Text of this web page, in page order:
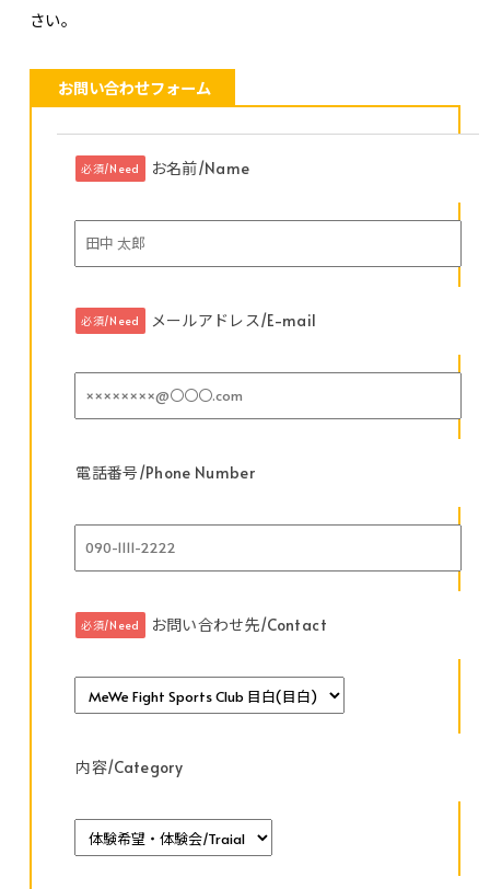
さい。
お問い合わせフォーム
必須/Need お名前/Name
必須/Need メールアドレス/E-mail
電話番号/Phone Number
必須/Need お問い合わせ先/Contact
内容/Category